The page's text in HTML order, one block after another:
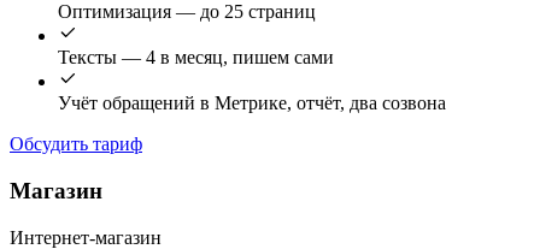
Оптимизация — до 25 страниц
Тексты — 4 в месяц, пишем сами
Учёт обращений в Метрике, отчёт, два созвона
Обсудить тариф
Магазин
Интернет-магазин